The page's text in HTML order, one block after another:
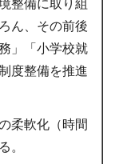
整備に取り組
ん、その前後
」「小学校就
度整備を推進
柔軟化（時間
。